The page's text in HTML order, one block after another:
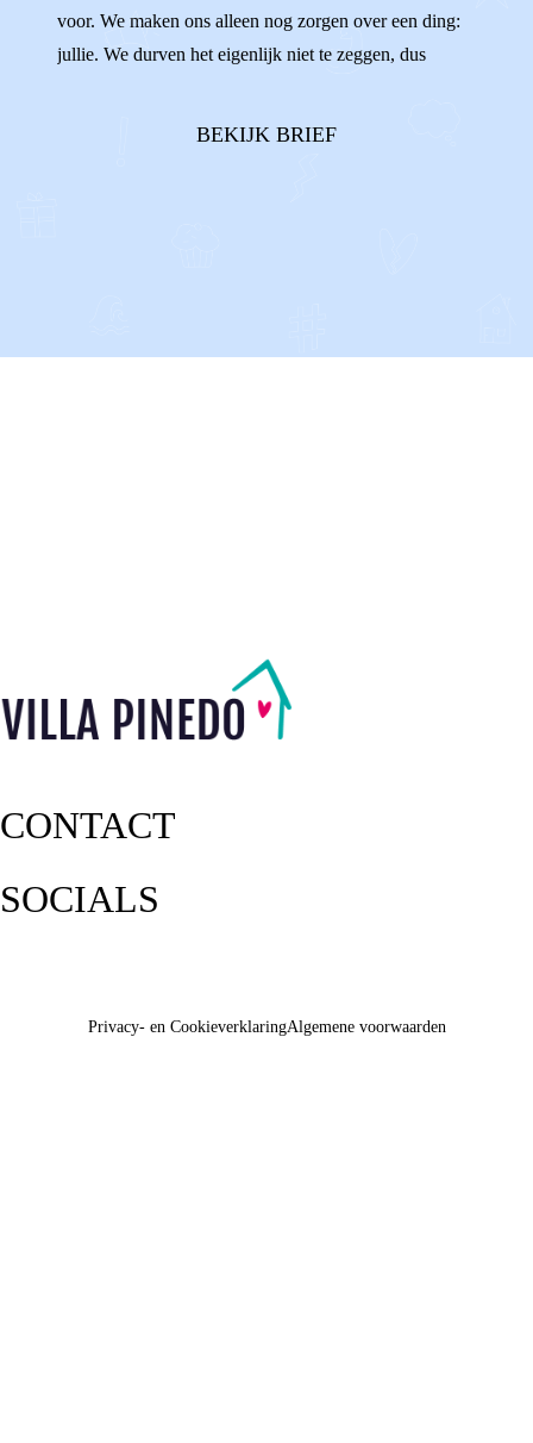
voor. We maken ons alleen nog zorgen over een ding:
jullie. We durven het eigenlijk niet te zeggen, dus
BEKIJK BRIEF
CONTACT
SOCIALS
Privacy- en CookieverklaringAlgemene voorwaarden